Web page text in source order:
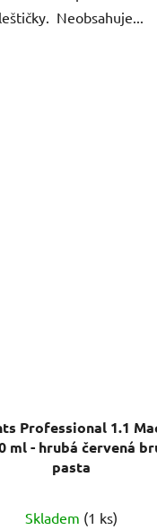
leštičky. Neobsahuje...
Professional 1.1
ml - hrubá červená
pasta
Skladem (1 ks)